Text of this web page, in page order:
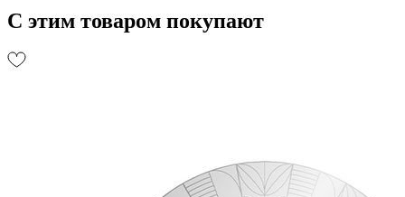
С этим товаром покупают